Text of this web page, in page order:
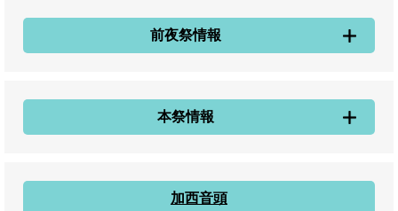
前夜祭情報
本祭情報
加西音頭